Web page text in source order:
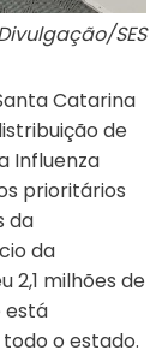
SES
Catarina
de
Influenza
prioritários
da
da
2,1 milhões de
está
o estado.